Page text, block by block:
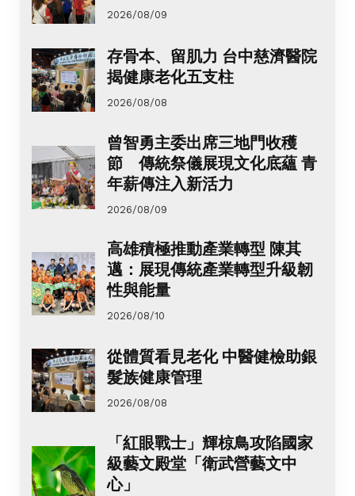
2026/08/09
存骨本、留肌力 台中慈濟醫院
揭健康老化五支柱
2026/08/08
曾智勇主委出席三地門收穫
節 傳統祭儀展現文化底蘊 青
年薪傳注入新活力
2026/08/09
高雄積極推動產業轉型 陳其
邁：展現傳統產業轉型升級韌
性與能量
2026/08/10
從體質看見老化 中醫健檢助銀
髮族健康管理
2026/08/08
「紅眼戰士」輝椋鳥攻陷國家
級藝文殿堂「衛武營藝文中
心」